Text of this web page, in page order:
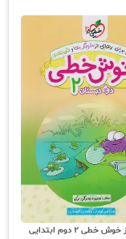
2 دوم ابتدایی